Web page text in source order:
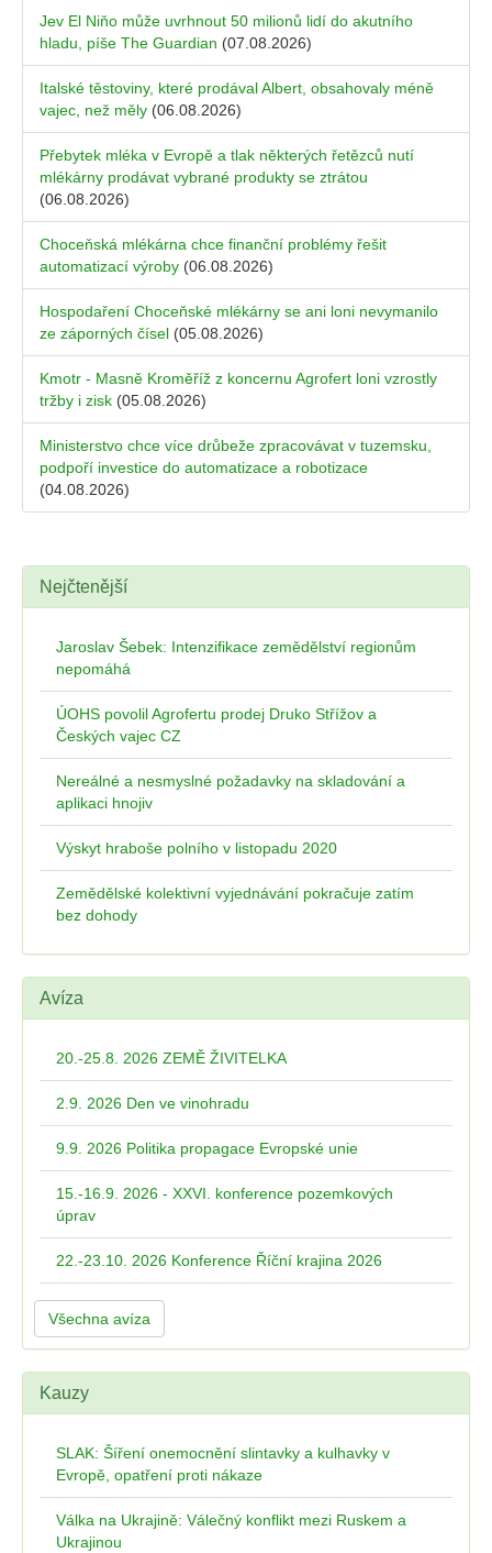
Jev El Niňo může uvrhnout 50 milionů lidí do akutního
hladu, píše The Guardian (07.08.2026)
Italské těstoviny, které prodával Albert, obsahovaly méně
vajec, než měly (06.08.2026)
Přebytek mléka v Evropě a tlak některých řetězců nutí
mlékárny prodávat vybrané produkty se ztrátou
(06.08.2026)
Choceňská mlékárna chce finanční problémy řešit
automatizací výroby (06.08.2026)
Hospodaření Choceňské mlékárny se ani loni nevymanilo
ze záporných čísel (05.08.2026)
Kmotr - Masně Kroměříž z koncernu Agrofert loni vzrostly
tržby i zisk (05.08.2026)
Ministerstvo chce více drůbeže zpracovávat v tuzemsku,
podpoří investice do automatizace a robotizace
(04.08.2026)
Nejčtenější
Jaroslav Šebek: Intenzifikace zemědělství regionům
nepomáhá
ÚOHS povolil Agrofertu prodej Druko Střížov a
Českých vajec CZ
Nereálné a nesmyslné požadavky na skladování a
aplikaci hnojiv
Výskyt hraboše polního v listopadu 2020
Zemědělské kolektivní vyjednávání pokračuje zatím
bez dohody
Avíza
20.-25.8. 2026 ZEMĚ ŽIVITELKA
2.9. 2026 Den ve vinohradu
9.9. 2026 Politika propagace Evropské unie
15.-16.9. 2026 - XXVI. konference pozemkových
úprav
22.-23.10. 2026 Konference Říční krajina 2026
Všechna avíza
Kauzy
SLAK: Šíření onemocnění slintavky a kulhavky v
Evropě, opatření proti nákaze
Válka na Ukrajině: Válečný konflikt mezi Ruskem a
Ukrajinou